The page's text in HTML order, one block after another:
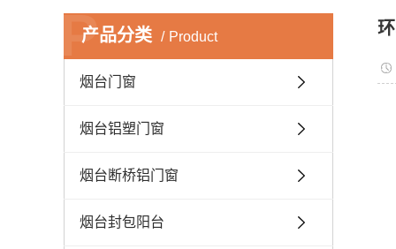
产品分类 Product
P
烟台门窗
烟台铝塑门窗
烟台断桥铝门窗
烟台封包阳台